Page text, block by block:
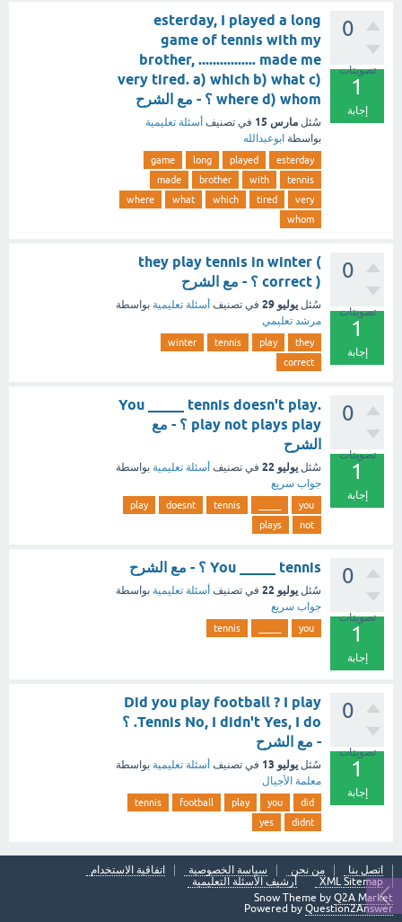
0
تصويتات
1
إجابة
esterday, I played a long
game of tennis with my
brother, ................ made me
very tired. a) which b) what c)
where d) whom ؟ - مع الشرح
سُئل مارس 15 في تصنيف أسئلة تعليمية
بواسطة ابوعبدالله
esterday
played
long
game
tennis
with
brother
made
very
tired
which
what
where
whom
0
تصويتات
1
إجابة
they play tennis in winter (
correct ) ؟ - مع الشرح
سُئل يوليو 29 في تصنيف أسئلة تعليمية بواسطة
مرشد تعليمي
they
play
tennis
winter
correct
0
تصويتات
1
إجابة
.You _____ tennis doesn't play
play not plays play ؟ - مع
الشرح
سُئل يوليو 22 في تصنيف أسئلة تعليمية بواسطة
جواب سريع
you
tennis
doesnt
play
not
plays
0
تصويتات
1
إجابة
You _____ tennis ؟ - مع الشرح
سُئل يوليو 22 في تصنيف أسئلة تعليمية بواسطة
جواب سريع
you
tennis
0
تصويتات
1
إجابة
Did you play football ? I play
Tennis No, I didn't Yes, I do. ؟
- مع الشرح
سُئل يوليو 13 في تصنيف أسئلة تعليمية بواسطة
معلمة الأجيال
did
you
play
football
tennis
didnt
yes
اتصل بنا من نحن سياسة الخصوصية
اتفاقية الاستخدام
XML Sitemap
أرشيف الأسئلة التعليمية
Snow Theme by Q2A Market
Powered by Question2Answer